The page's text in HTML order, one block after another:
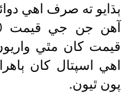
ٻڌايو ته صرف اهي
قيمت کان مٿي
اهي اسپتال کان
پون ٿيون.